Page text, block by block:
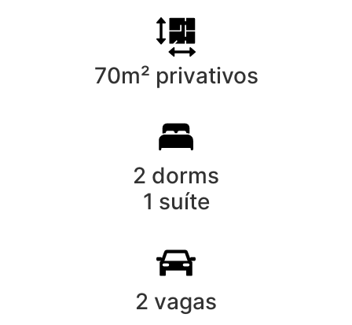
70m² privativos
2 dorms
1 suíte
2 vagas